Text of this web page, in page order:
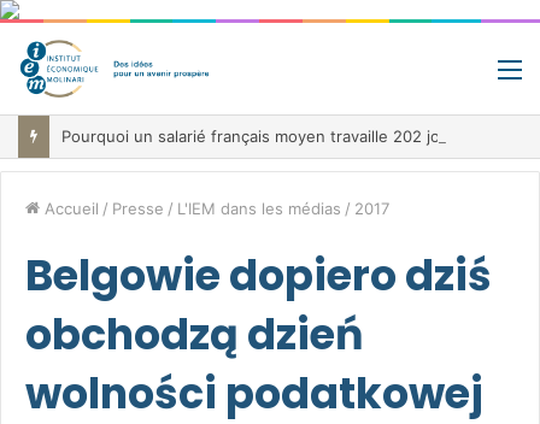
Accueil / Presse / L'IEM dans les médias / 2017
Belgowie dopiero dziś
obchodzą dzień
wolności podatkowej